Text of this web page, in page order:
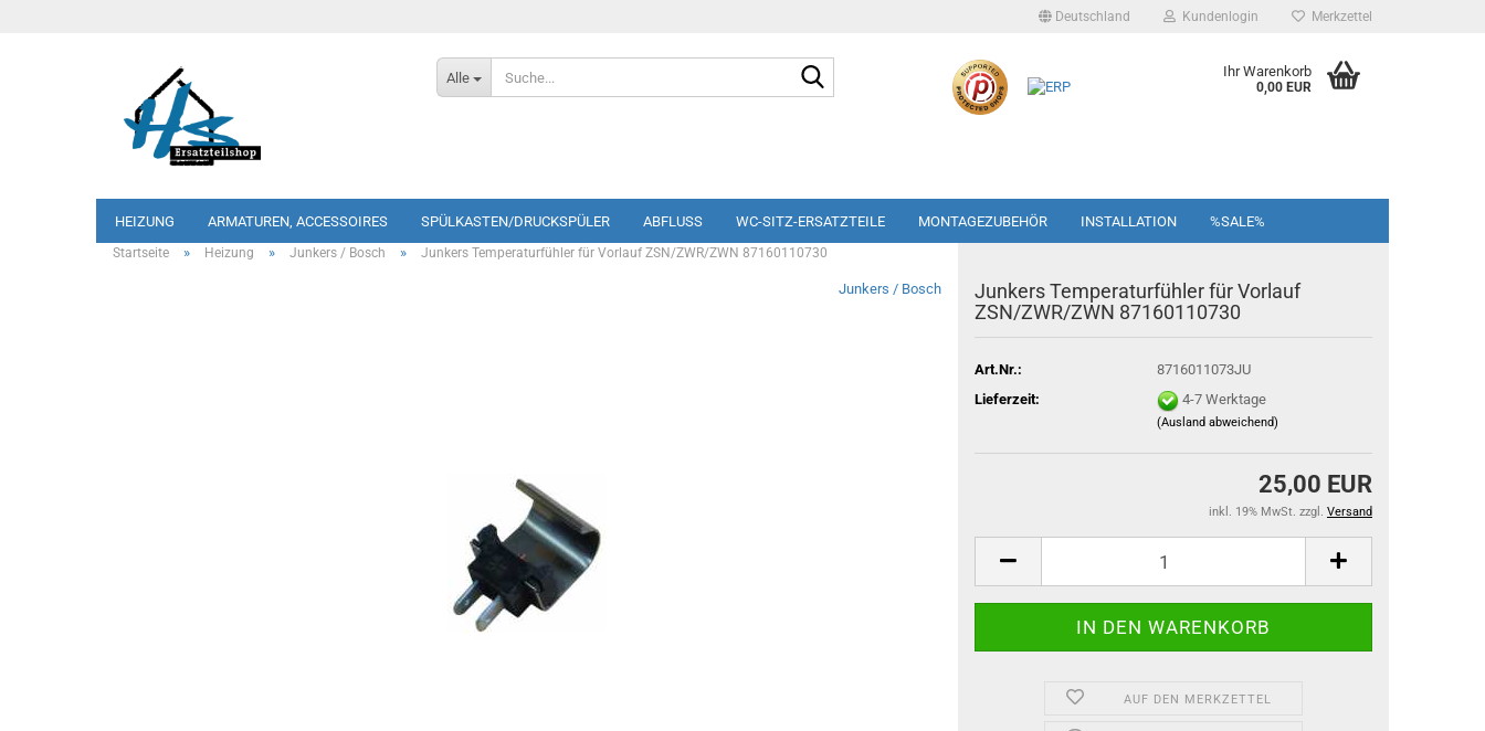
Deutschland Kundenlogin Merkzettel
Alle Ihr Warenkorb
0,00 EUR
HEIZUNG ARMATUREN, ACCESSOIRES SPÜLKASTEN/DRUCKSPÜLER ABFLUSS WC-SITZ-ERSATZTEILE MONTAGEZUBEHÖR INSTALLATION %SALE%
Startseite » Heizung » Junkers / Bosch » Junkers Temperaturfühler für Vorlauf ZSN/ZWR/ZWN 87160110730
Junkers / Bosch
Junkers Temperaturfühler für Vorlauf
ZSN/ZWR/ZWN 87160110730
Art.Nr.:
8716011073JU
Lieferzeit:
4-7 Werktage
(Ausland abweichend)
25,00 EUR
inkl. 19% MwSt. zzgl. Versand
AUF DEN MERKZETTEL